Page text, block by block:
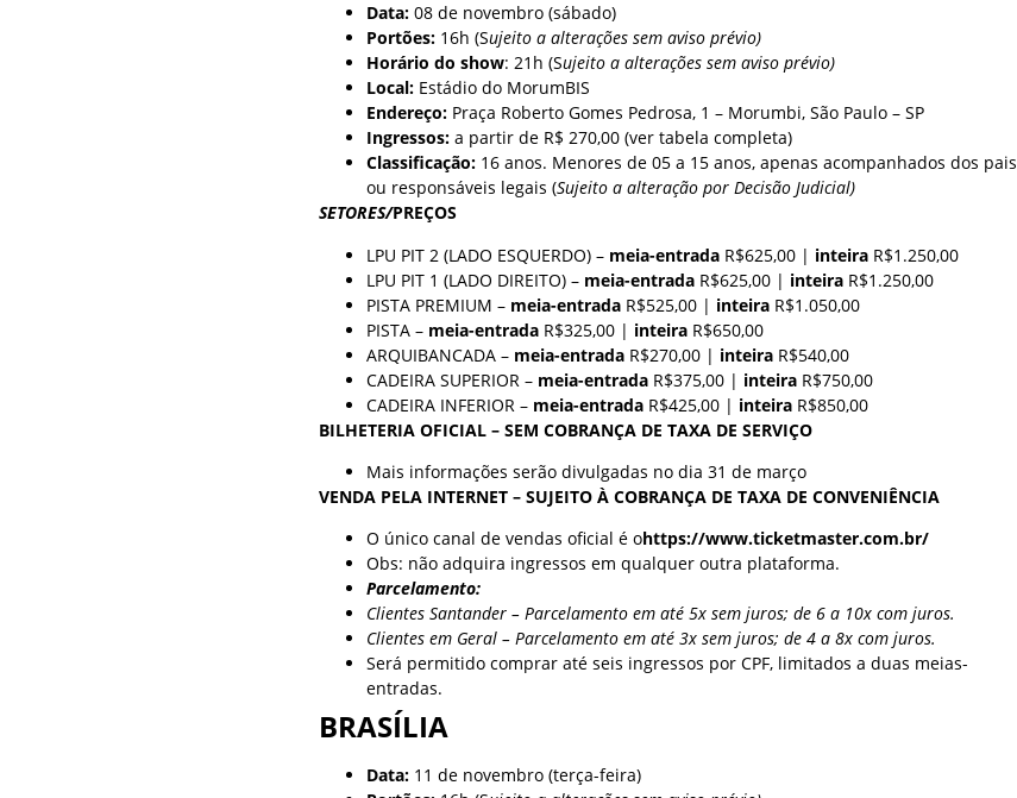
Data: 08 de novembro (sábado)
Portões: 16h (Sujeito a alterações sem aviso prévio)
Horário do show: 21h (Sujeito a alterações sem aviso prévio)
Local: Estádio do MorumBIS
Endereço: Praça Roberto Gomes Pedrosa, 1 – Morumbi, São Paulo – SP
Ingressos: a partir de R$ 270,00 (ver tabela completa)
Classificação: 16 anos. Menores de 05 a 15 anos, apenas acompanhados dos pais
ou responsáveis legais (Sujeito a alteração por Decisão Judicial)
SETORES/PREÇOS
LPU PIT 2 (LADO ESQUERDO) – meia-entrada R$625,00 | inteira R$1.250,00
LPU PIT 1 (LADO DIREITO) – meia-entrada R$625,00 | inteira R$1.250,00
PISTA PREMIUM – meia-entrada R$525,00 | inteira R$1.050,00
PISTA – meia-entrada R$325,00 | inteira R$650,00
ARQUIBANCADA – meia-entrada R$270,00 | inteira R$540,00
CADEIRA SUPERIOR – meia-entrada R$375,00 | inteira R$750,00
CADEIRA INFERIOR – meia-entrada R$425,00 | inteira R$850,00
BILHETERIA OFICIAL – SEM COBRANÇA DE TAXA DE SERVIÇO
Mais informações serão divulgadas no dia 31 de março
VENDA PELA INTERNET – SUJEITO À COBRANÇA DE TAXA DE CONVENIÊNCIA
O único canal de vendas oficial é ohttps://www.ticketmaster.com.br/
Obs: não adquira ingressos em qualquer outra plataforma.
Parcelamento:
Clientes Santander – Parcelamento em até 5x sem juros; de 6 a 10x com juros.
Clientes em Geral – Parcelamento em até 3x sem juros; de 4 a 8x com juros.
Será permitido comprar até seis ingressos por CPF, limitados a duas meias-
entradas.
BRASÍLIA
Data: 11 de novembro (terça-feira)